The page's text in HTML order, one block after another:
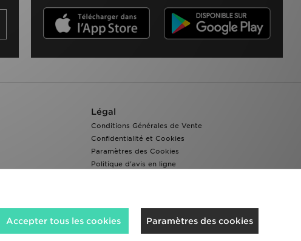
Légal
Conditions Générales de Vente
Confidentialité et Cookies
Paramètres des Cookies
Politique d'avis en ligne
Paramètres des cookies
Accepter tous les cookies